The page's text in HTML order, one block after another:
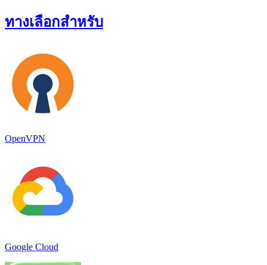
ทางเลือกสำหรับ
OpenVPN
Google Cloud